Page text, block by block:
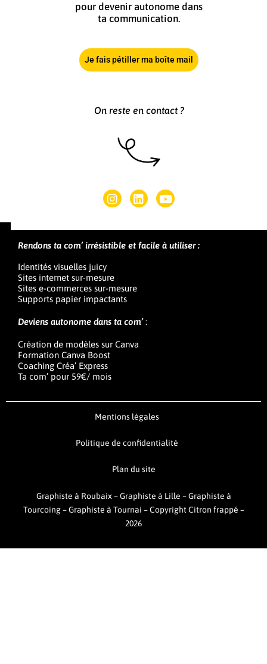
pour devenir autonome dans
ta communication.
Je fais pétiller ma boîte mail
On reste en contact ?
Rendons ta com’ irrésistible et facile à utiliser :
Identités visuelles juicy
Sites internet sur-mesure
Sites e-commerces sur-mesure
Supports papier impactants
Deviens autonome dans ta com’:
Création de modèles sur Canva
Formation Canva Boost
Coaching Créa’ Express
Ta com’ pour 59€/ mois
Mentions légales
Politique de confidentialité
Plan du site
Graphiste à Roubaix –Graphiste à Lille –Graphiste à
Tourcoing–Graphiste à Tournai –Copyright Citron frappé –
2026